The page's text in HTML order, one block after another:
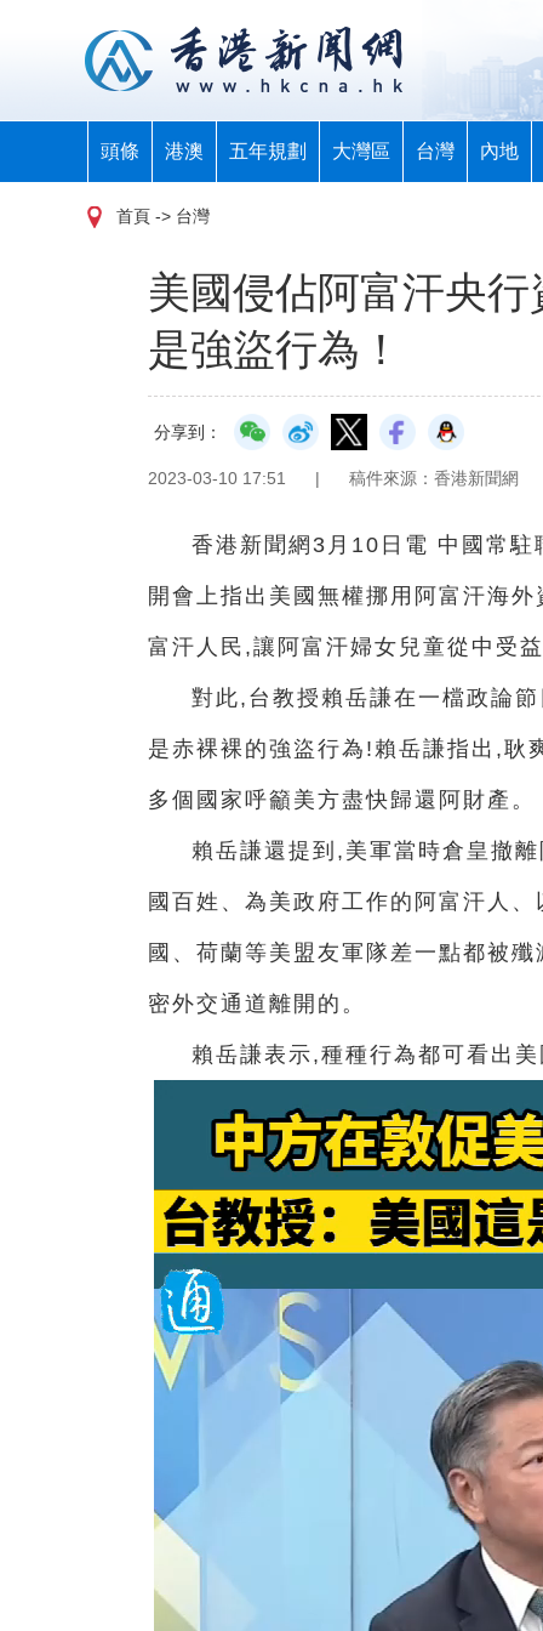
頭條 港澳 五年規劃 大灣區 台灣 內地
首頁 -> 台灣
美國侵佔阿富汗央
是強盜行為！
分享到：
2023-03-10 17:51 | 稿件來源：香港新聞網
香港新聞網3月10日電 中國常
開會上指出美國無權挪用阿富汗海
富汗人民,讓阿富汗婦女兒童從中受
對此,台教授賴岳謙在一檔政論
是赤裸裸的強盜行為!賴岳謙指出,耿
多個國家呼籲美方盡快歸還阿財產。
賴岳謙還提到,美軍當時倉皇撤
國百姓、為美政府工作的阿富汗人
國、荷蘭等美盟友軍隊差一點都被
密外交通道離開的。
賴岳謙表示,種種行為都可看出